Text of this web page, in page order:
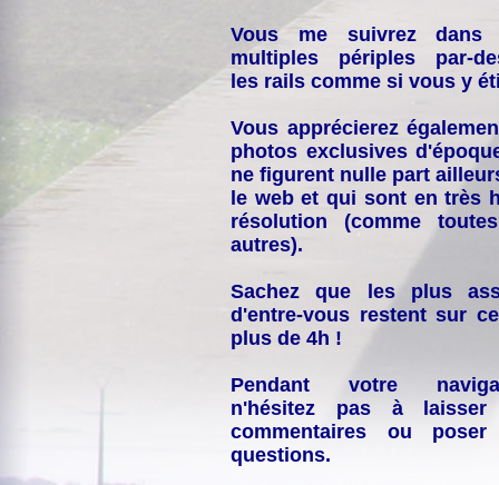
Vous me suivrez dans
multiples périples par-
les rails comme si vous y
Vous apprécierez
photos exclusives
ne figurent nulle part
le web et qui sont en très
résolution (comme
autres).
Sachez que les plus
d'entre-vous restent sur
plus de 4h !
Pendant votre
n'hésitez pas à laisser
commentaires ou
questions.